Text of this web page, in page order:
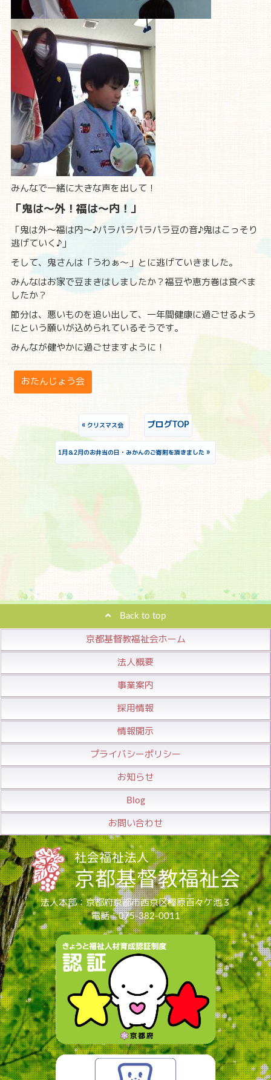
みんなで一緒に大きな声を出して！
「鬼は～外！福は～内！」
「鬼は外～福は内～♪パラパラパラパラ豆の音♪鬼はこっそり
逃げていく♪」
そして、鬼さんは「うわぁ～」とに逃げていきました。
みんなはお家で豆まきはしましたか？福豆や恵方巻は食べま
したか？
節分は、悪いものを追い出して、一年間健康に過ごせるよう
にという願いが込められているそうです。
みんなが健やかに過ごせますように！
おたんじょう会
« クリスマス会 ブログTOP
1月＆2月のお弁当の日・みかんのご寄附を頂きました »
Back to top
京都基督教福祉会ホーム
法人概要
事業案内
採用情報
情報開示
プライバシーポリシー
お知らせ
Blog
お問い合わせ
法人本部：京都府京都市西京区樫原百々ケ池３
電話：075-382-0011